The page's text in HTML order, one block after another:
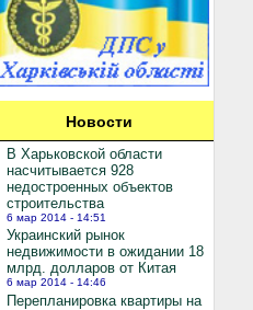
Новости
В Харьковской области
насчитывается 928
недостроенных объектов
строительства
6 мар 2014 - 14:51
Украинский рынок
недвижимости в ожидании 18
млрд. долларов от Китая
6 мар 2014 - 14:46
Перепланировка квартиры на